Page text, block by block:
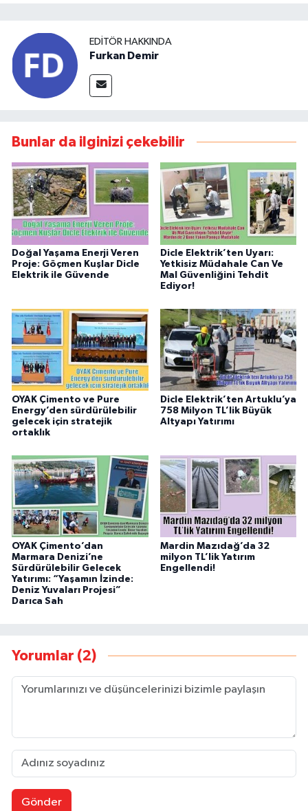
EDITÖR HAKKINDA
Furkan Demir
Bunlar da ilginizi çekebilir
Doğal Yaşama Enerji Veren
Proje: Göçmen Kuşlar Dicle
Elektrik ile Güvende
Dicle Elektrik’ten Uyarı:
Yetkisiz Müdahale Can Ve
Mal Güvenliğini Tehdit
Ediyor!
OYAK Çimento ve Pure
Energy’den sürdürülebilir
gelecek için stratejik
ortaklık
Dicle Elektrik’ten Artuklu’ya
758 Milyon TL’lik Büyük
Altyapı Yatırımı
OYAK Çimento’dan
Marmara Denizi’ne
Sürdürülebilir Gelecek
Yatırımı: “Yaşamın İzinde:
Deniz Yuvaları Projesi”
Darıca Sah
Mardin Mazıdağ’da 32
milyon TL’lik Yatırım
Engellendi!
Yorumlar (2)
Gönder